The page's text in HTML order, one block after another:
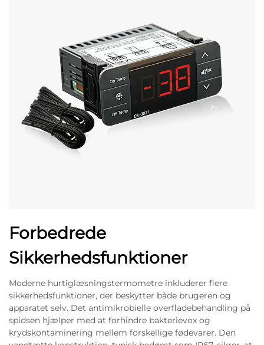
Forbedrede
Sikkerhedsfunktioner
Moderne hurtiglæsningstermometre inkluderer flere
sikkerhedsfunktioner, der beskytter både brugeren og
apparatet selv. Det antimikrobielle overfladebehandling på
spidsen hjælper med at forhindre bakterievox og
krydskontaminering mellem forskellige fødevarer. Den